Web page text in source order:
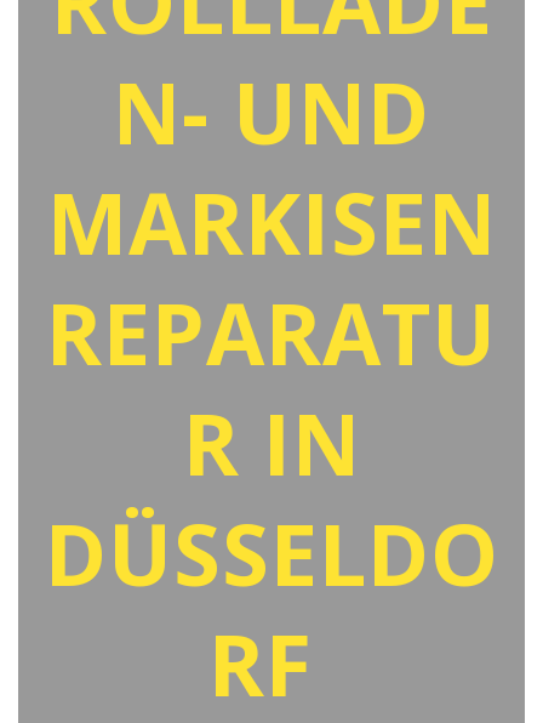
N- UND
MARKISEN
REPARATU
R IN
DÜSSELDO
RF